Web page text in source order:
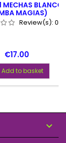
MECHAS BLANCO
MAGIAS)
Review(s): 0
Price
€17.00
Add to basket
